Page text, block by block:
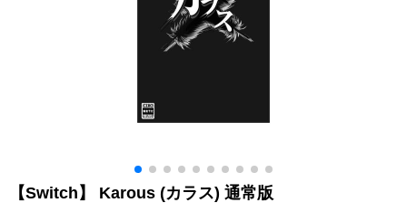
【Switch】 Karous (カラス) 通常版